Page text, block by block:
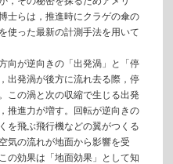
士らは，推進時にクラゲの傘の
使った最新の計測手法を用いて
向が逆向きの「出発渦」と「停
出発渦が後方に流れ去る際，停
この渦と次の収縮で生じる出発
推進力が増す。回転が逆向きの
を飛ぶ飛行機などの翼がつくる
気の流れが地面から影響を受
の効果は「地面効果」として知